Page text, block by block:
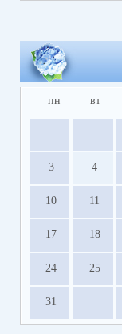
пн вт
3 4
10 11
17 18
24 25
31